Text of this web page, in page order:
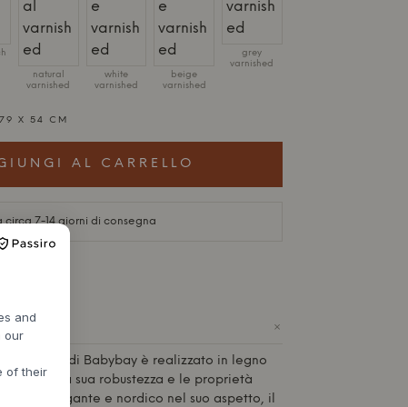
natural
varnished
white
varnished
beige
varnished
grey
varnished
X 54 CM
AL CARRELLO
7-14 giorni di consegna
+
Maxi di Babybayè realizzato in legno
per la sua robustezza e le proprietà
è elegante e nordico nel suo aspetto, il
and
our
of their